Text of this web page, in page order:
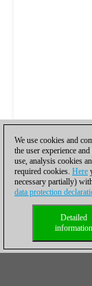
We use cookies and
the user experience
use, analysis cookies
required cookies. Here
necessary partially)
data protection
Detailed
information